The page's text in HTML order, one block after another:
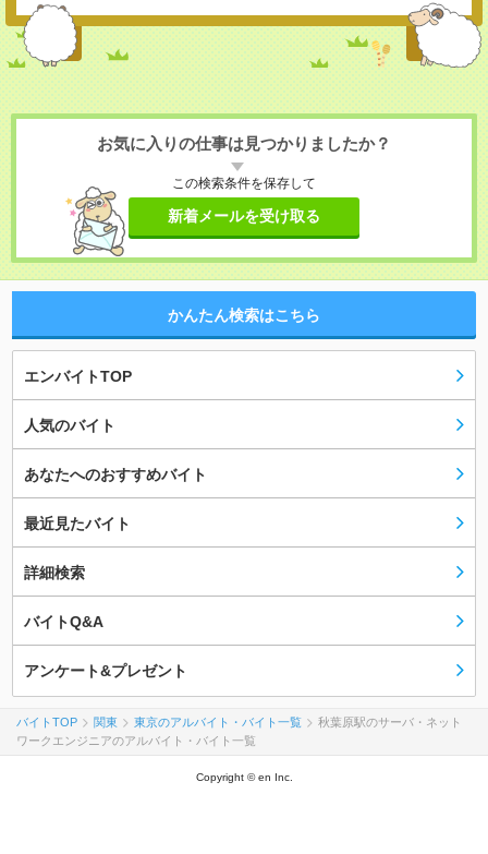
お気に入りの仕事は見つかりましたか？
この検索条件を保存して
新着メールを受け取る
かんたん検索はこちら
エンバイトTOP
人気のバイト
あなたへのおすすめバイト
最近見たバイト
詳細検索
バイトQ&A
アンケート&プレゼント
バイトTOP 関東 東京のアルバイト・バイト一覧
秋葉原駅のサーバ・ネット
ワークエンジニアのアルバイト・バイト一覧
Copyright © en Inc.